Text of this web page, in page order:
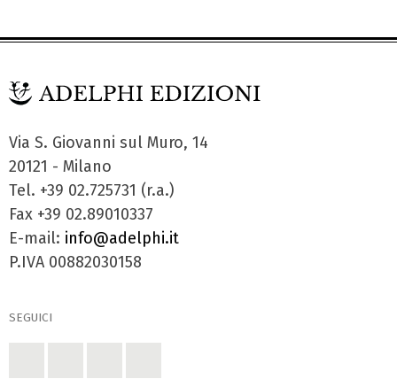
Via S. Giovanni sul Muro, 14
20121 - Milano
Tel. +39 02.725731 (r.a.)
Fax +39 02.89010337
E-mail: info@adelphi.it
P.IVA 00882030158
SEGUICI